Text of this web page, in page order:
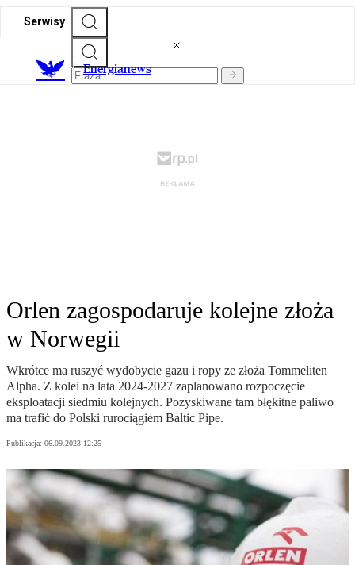
Serwisy
Energianews
Orlen zagospodaruje kolejne złoża
w Norwegii
Wkrótce ma ruszyć wydobycie gazu i ropy ze złoża Tommeliten
Alpha. Z kolei na lata 2024-2027 zaplanowano rozpoczęcie
eksploatacji siedmiu kolejnych. Pozyskiwane tam błękitne paliwo
ma trafić do Polski rurociągiem Baltic Pipe.
Publikacja: 06.09.2023 12:25